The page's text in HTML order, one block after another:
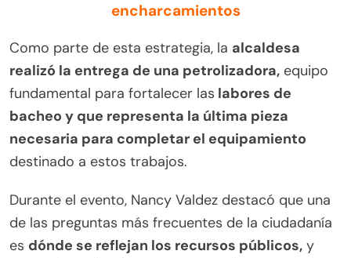
encharcamientos
Como parte de esta estrategia, la alcaldesa
realizó la entrega de una petrolizadora, equipo
fundamental para fortalecer las labores de
bacheo y que representa la última pieza
necesaria para completar el equipamiento
destinado a estos trabajos.
Durante el evento, Nancy Valdez destacó que una
de las preguntas más frecuentes de la ciudadanía
es dónde se reflejan los recursos públicos, y